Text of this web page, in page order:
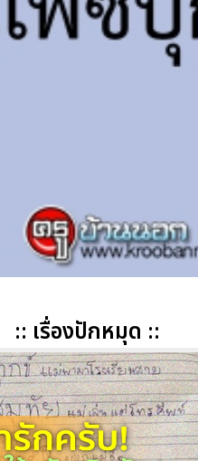
:: เรื่องปักหมุด ::